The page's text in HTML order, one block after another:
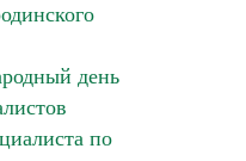
день
по